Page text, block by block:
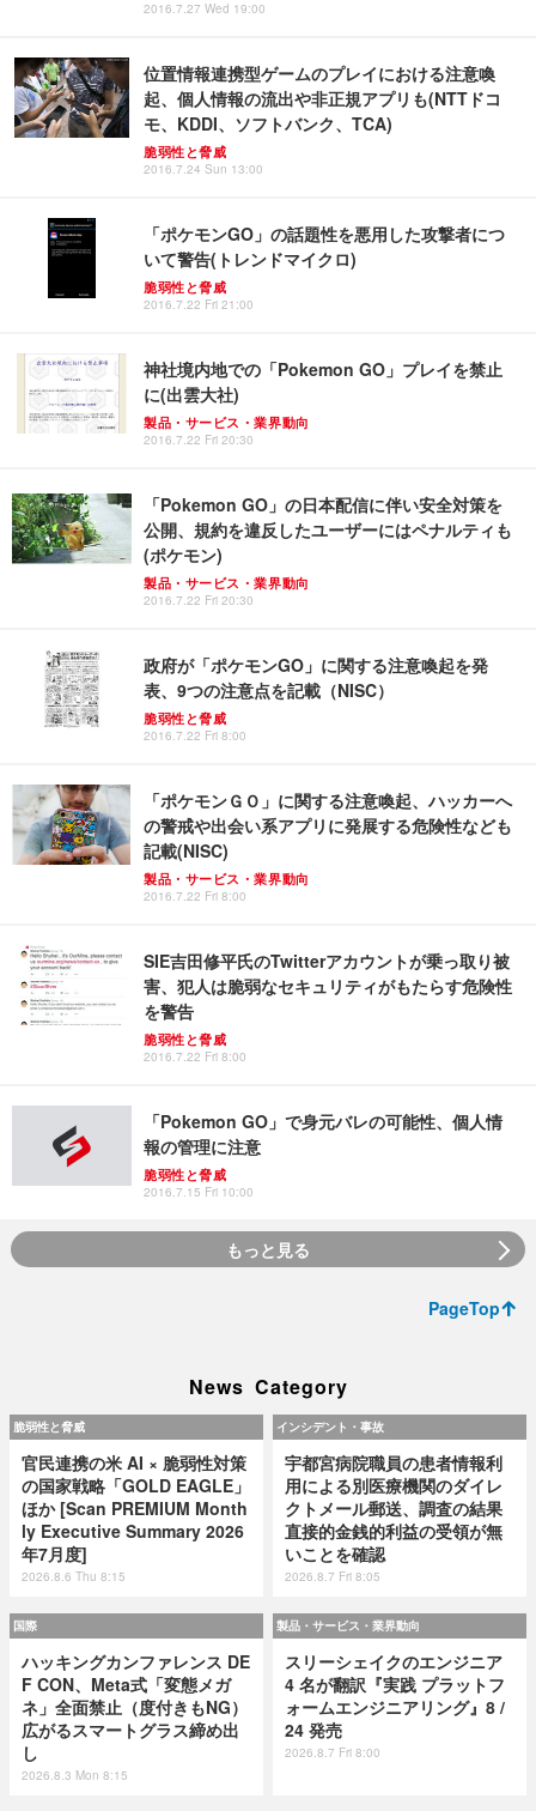
2016.7.27 Wed 19:00
位置情報連携型ゲームのプレイにおける注意喚
起、個人情報の流出や非正規アプリも(NTTドコ
モ、KDDI、ソフトバンク、TCA)
脆弱性と脅威
2016.7.24 Sun 13:00
「ポケモンGO」の話題性を悪用した攻撃者につ
いて警告(トレンドマイクロ)
脆弱性と脅威
2016.7.22 Fri 21:00
神社境内地での「Pokemon GO」プレイを禁止
に(出雲大社)
製品・サービス・業界動向
2016.7.22 Fri 20:30
「Pokemon GO」の日本配信に伴い安全対策を
公開、規約を違反したユーザーにはペナルティも
(ポケモン)
製品・サービス・業界動向
2016.7.22 Fri 20:30
政府が「ポケモンGO」に関する注意喚起を発
表、9つの注意点を記載（NISC）
脆弱性と脅威
2016.7.22 Fri 8:00
「ポケモンＧＯ」に関する注意喚起、ハッカーへ
の警戒や出会い系アプリに発展する危険性なども
記載(NISC)
製品・サービス・業界動向
2016.7.22 Fri 8:00
SIE吉田修平氏のTwitterアカウントが乗っ取り被
害、犯人は脆弱なセキュリティがもたらす危険性
を警告
脆弱性と脅威
2016.7.22 Fri 8:00
「Pokemon GO」で身元バレの可能性、個人情
報の管理に注意
脆弱性と脅威
2016.7.15 Fri 10:00
もっと見る
PageTop
News Category
脆弱性と脅威
官民連携の米 AI × 脆弱性対策
の国家戦略「GOLD EAGLE」
ほか [Scan PREMIUM Month
ly Executive Summary 2026
年7月度]
2026.8.6 Thu 8:15
インシデント・事故
宇都宮病院職員の患者情報利
用による別医療機関のダイレ
クトメール郵送、調査の結果
直接的金銭的利益の受領が無
いことを確認
2026.8.7 Fri 8:05
国際
ハッキングカンファレンス DE
F CON、Meta式「変態メガ
ネ」全面禁止（度付きもNG）
広がるスマートグラス締め出
し
2026.8.3 Mon 8:15
製品・サービス・業界動向
スリーシェイクのエンジニア
4 名が翻訳『実践 プラットフ
ォームエンジニアリング』8 /
24 発売
2026.8.7 Fri 8:00